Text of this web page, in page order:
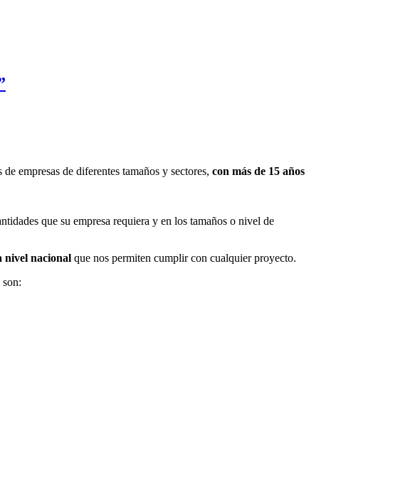
empresas de diferentes tamaños y sectores, con más de 15 años
que su empresa requiera y en los tamaños o nivel de
nivel nacionalque nos permiten cumplir con cualquier proyecto.